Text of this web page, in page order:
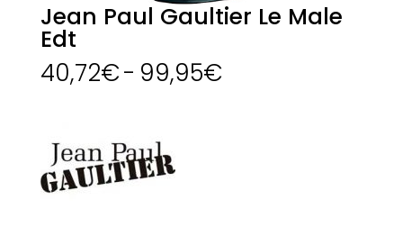
Jean Paul Gaultier Le Male
Edt
40,72€- 99,95€Rango